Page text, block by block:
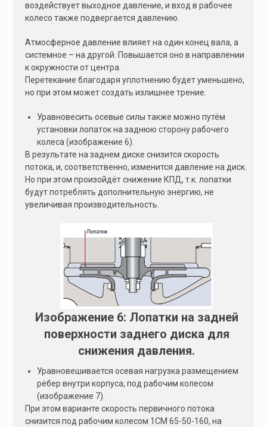
воздействует выходное давление, и вход в рабочее
колесо также подвергается давлению.
Атмосферное давление влияет на один конец вала, а
системное – на другой. Повышается оно в направлении
к окружности от центра.
Перетекание благодаря уплотнению будет уменьшено,
но при этом может создать излишнее трение.
Уравновесить осевые силы также можно путём
установки лопаток на заднюю сторону рабочего
колеса (изображение 6).
В результате на заднем диске снизится скорость
потока, и, соответственно, изменится давление на диск.
Но при этом произойдёт снижение КПД, т.к. лопатки
будут потреблять дополнительную энергию, не
увеличивая производительность.
Изображение 6: Лопатки на задней
поверхности заднего диска для
снижения давления.
Уравновешивается осевая нагрузка размещением
рёбер внутри корпуса, под рабочим колесом
(изображение 7).
При этом варианте скорость первичного потока
снизится под рабочим колесом 1СМ 65-50-160, на